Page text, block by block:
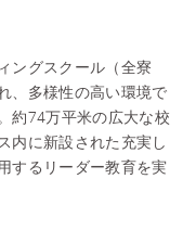
ングスクール（全寮
、多様性の高い環境で
約74万平米の広大な校
内に新設された充実し
するリーダー教育を実